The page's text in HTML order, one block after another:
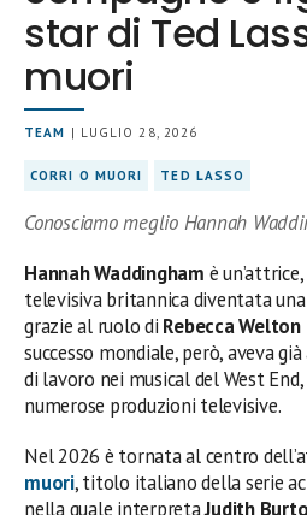
star di Ted
muori
TEAM | LUGLIO 28, 2026
CORRI O MUORI TED LASSO
Conosciamo meglio Hannah
Hannah Waddingham è
televisiva britannica diventata
grazie al ruolo di Rebecca Welton
successo mondiale, però, aveva
di lavoro nei musical del West
numerose produzioni televisive.
Nel 2026 è tornata al centro
muori, titolo italiano della serie
nella quale interpretaJudith